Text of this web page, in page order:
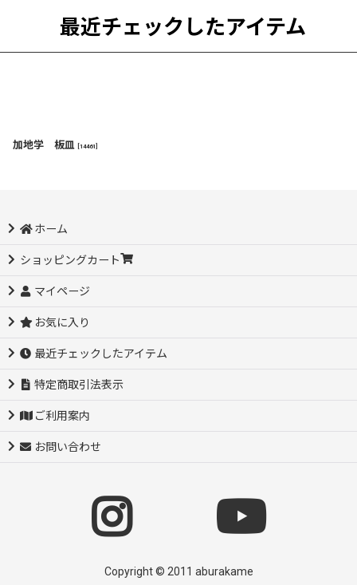
最近チェックしたアイテム
加地学 板皿 14461
ホーム
ショッピングカート
マイページ
お気に入り
最近チェックしたアイテム
特定商取引法表示
ご利用案内
お問い合わせ
Copyright © 2011 aburakame